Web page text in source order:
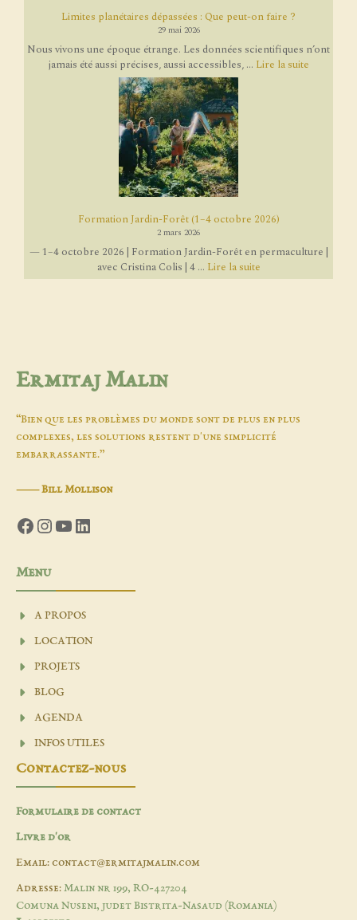
Limites planétaires dépassées : Que peut-on faire ?
29 mai 2026
Nous vivons une époque étrange. Les données scientifiques n’ont
jamais été aussi précises, aussi accessibles, ... Lire la suite
Formation Jardin-Forêt (1–4 octobre 2026)
2 mars 2026
— 1–4 octobre 2026 | Formation Jardin-Forêt en permaculture |
avec Cristina Colis | 4 ... Lire la suite
Ermitaj Malin
“Bien que les problèmes du monde sont de plus en plus
complexes, les solutions restent d'une simplicité
embarrassante.”
―Bill Mollison
Facebook
Instagram
YouTube
LinkedIn
Menu
A PROPOS
LOCATION
PROJETS
BLOG
AGENDA
INFOS UTILES
Contactez-nous
Formulaire de contact
Livre d'or
Email: contact@ermitajmalin.com
Adresse: Malin nr 199, RO-427204
Comuna Nuseni, judet Bistrita-Nasaud (Romania)